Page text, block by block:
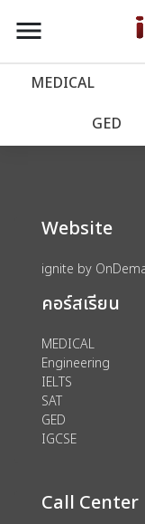
account_balance หน้าแรก
เว็บไซต์อิ
import_contacts วางแผนก
account_circle เข้าสู่ระบ
assignment ลงทะเบียน
menu
MEDICAL
GED
We could
Website
ignite by
คอร์สเรียน
MEDICAL
Engineering
IELTS
SAT
GED
IGCSE
Call Center